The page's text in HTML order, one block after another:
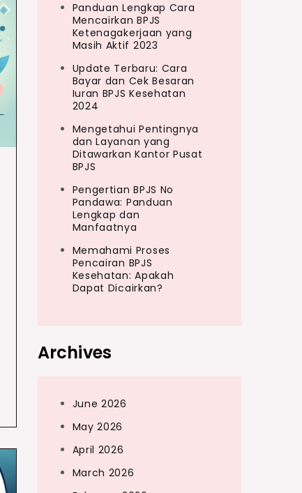
Panduan Lengkap Cara
Mencairkan BPJS
Ketenagakerjaan yang
Masih Aktif 2023
Update Terbaru: Cara
Bayar dan Cek Besaran
Iuran BPJS Kesehatan
2024
Mengetahui Pentingnya
dan Layanan yang
Ditawarkan Kantor Pusat
BPJS
Pengertian BPJS No
Pandawa: Panduan
Lengkap dan
Manfaatnya
Memahami Proses
Pencairan BPJS
Kesehatan: Apakah
Dapat Dicairkan?
Archives
June 2026
May 2026
April 2026
March 2026